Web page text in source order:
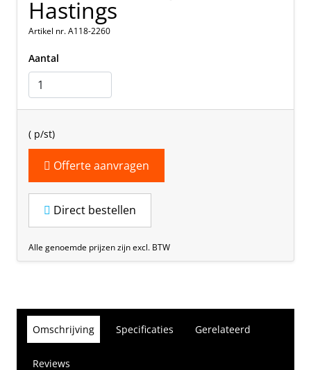
Hastings
Artikel nr. A118-2260
Aantal
( p/st)
Offerte aanvragen
Direct bestellen
Alle genoemde prijzen zijn excl. BTW
Omschrijving Specificaties Gerelateerd
Reviews